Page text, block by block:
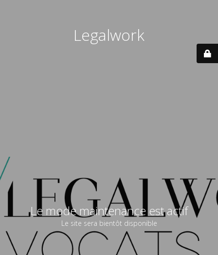
Legalwork
Le mode maintenance est actif
Le site sera bientôt disponible